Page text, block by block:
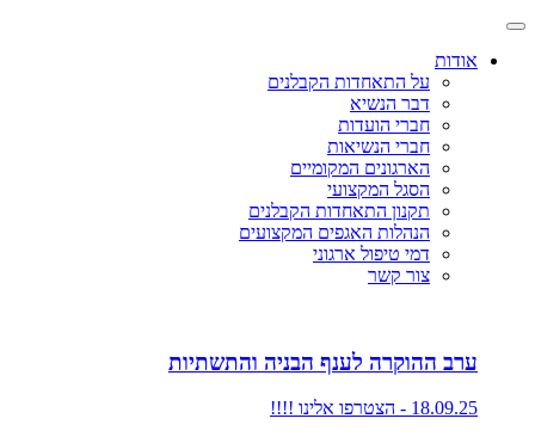
אודות
על התאחדות הקבלנים
דבר הנשיא
חברי הועדות
חברי הנשיאות
הארגונים המקומיים
הסגל המקצועי
תקנון התאחדות הקבלנים
הנהלות האגפים המקצועים
דמי טיפול ארגוני
צור קשר
ערב ההוקרה לענף הבניה והתשתיות
18.09.25 - הצטרפו אלינו !!!!